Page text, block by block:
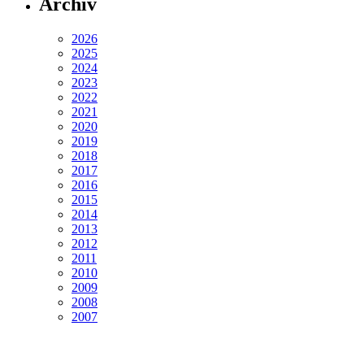
2026
2025
2024
2023
2022
2021
2020
2019
2018
2017
2016
2015
2014
2013
2012
2011
2010
2009
2008
2007